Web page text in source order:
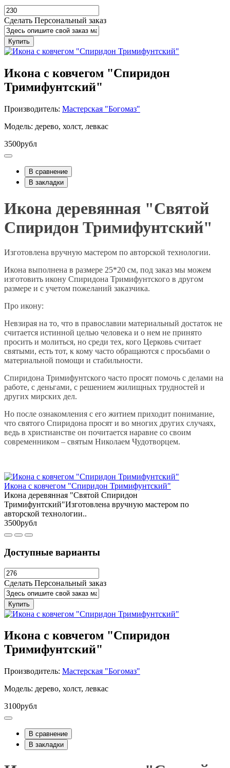
Сделать Персональный заказ
Купить
Икона с ковчегом "Спиридон
Тримифунтский"
Производитель: Мастерская "Богомаз"
Модель: дерево, холст, левкас
3500рубл
В сравнение
В закладки
Икона деревянная "Святой
Спиридон Тримифунтский"
Изготовлена вручную мастером по авторской технологии.
Икона выполнена в размере 25*20 см, под заказ мы можем
изготовить икону Спиридона Тримифунтского в другом
размере и с учетом пожеланий заказчика.
Про икону:
Невзирая на то, что в православии материальный достаток не
считается истинной целью человека и о нем не принято
просить и молиться, но среди тех, кого Церковь считает
святыми, есть тот, к кому часто обращаются с просьбами о
материальной помощи и стабильности.
Спиридона Тримифунтского часто просят помочь с делами на
работе, с деньгами, с решением жилищных трудностей и
других мирских дел.
Но после ознакомления с его житием приходит понимание,
что святого Спиридона просят и во многих других случаях,
ведь в христианстве он почитается наравне со своим
современником – святым Николаем Чудотворцем.
Икона с ковчегом "Спиридон Тримифунтский"
Икона деревянная "Святой Спиридон
Тримифунтский"Изготовлена вручную мастером по
авторской технологии..
3500рубл
Доступные варианты
Сделать Персональный заказ
Купить
Икона с ковчегом "Спиридон
Тримифунтский"
Производитель: Мастерская "Богомаз"
Модель: дерево, холст, левкас
3100рубл
В сравнение
В закладки